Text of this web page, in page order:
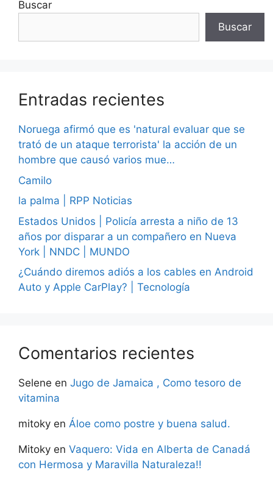
Buscar
Buscar
Entradas recientes
Noruega afirmó que es 'natural evaluar que se
trató de un ataque terrorista' la acción de un
hombre que causó varios mue…
Camilo
la palma | RPP Noticias
Estados Unidos | Policía arresta a niño de 13
años por disparar a un compañero en Nueva
York | NNDC | MUNDO
¿Cuándo diremos adiós a los cables en Android
Auto y Apple CarPlay? | Tecnología
Comentarios recientes
Selene en Jugo de Jamaica , Como tesoro de
vitamina
mitoky en Áloe como postre y buena salud.
Mitoky en Vaquero: Vida en Alberta de Canadá
con Hermosa y Maravilla Naturaleza!!